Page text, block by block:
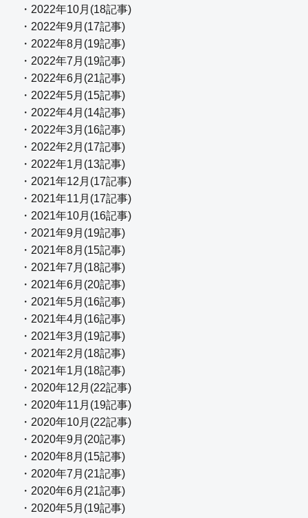
・2022年10月(18記事)
・2022年9月(17記事)
・2022年8月(19記事)
・2022年7月(19記事)
・2022年6月(21記事)
・2022年5月(15記事)
・2022年4月(14記事)
・2022年3月(16記事)
・2022年2月(17記事)
・2022年1月(13記事)
・2021年12月(17記事)
・2021年11月(17記事)
・2021年10月(16記事)
・2021年9月(19記事)
・2021年8月(15記事)
・2021年7月(18記事)
・2021年6月(20記事)
・2021年5月(16記事)
・2021年4月(16記事)
・2021年3月(19記事)
・2021年2月(18記事)
・2021年1月(18記事)
・2020年12月(22記事)
・2020年11月(19記事)
・2020年10月(22記事)
・2020年9月(20記事)
・2020年8月(15記事)
・2020年7月(21記事)
・2020年6月(21記事)
・2020年5月(19記事)